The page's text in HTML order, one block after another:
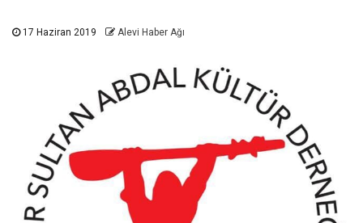
17 Haziran 2019 Alevi Haber Ağı